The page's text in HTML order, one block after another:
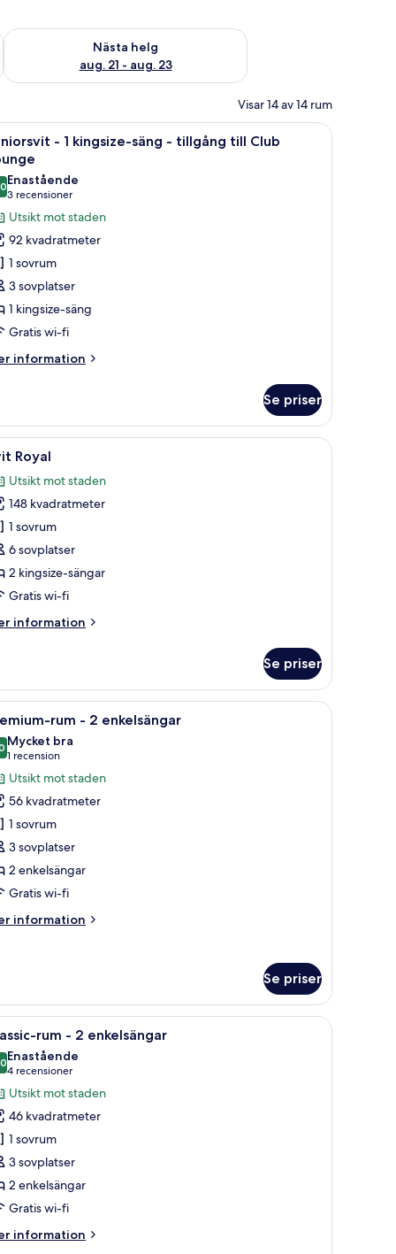
aug. 14 - aug. 16
Nästa helg
aug. 21 - aug. 23
Kontrollera tillgängligheten för nästa helg aug. 21 - aug. 23
Visar 14 av 14 rum
en stol, en TV och utsikt över staden genom ett stort fönster.
Ett hotellrum med en stor säng, en stol, ett
7
- 1 kingsize-säng - tillgång till Club
av 10
Enastående
3 recensioner
(3 recensioner)
Utsikt mot staden
92 kvadratmeter
1 sovrum
3 sovplatser
1 kingsize-säng
Gratis wi-fi
information
Se priser
en tv, en soffa och utsikt över staden.Ett modernt vardagsrum med en soffa,
8 Royal
Utsikt mot staden
148 kvadratmeter
1 sovrum
6 sovplatser
2 kingsize-sängar
Gratis wi-fi
information
Se priser
en stol, en TV och ett stort fönster med utsikt över staden.
Ett hotellrum med två sängar, ett skrivbord,
5 rum - 2 enkelsängar
av 10
Mycket bra
1 recension
(1 recension)
Utsikt mot staden
56 kvadratmeter
1 sovrum
3 sovplatser
2 enkelsängar
Gratis wi-fi
information
Se priser
en stol, en tv och ett fönster.Ett hotellrum med två sängar, ett skrivbord,
5 rum - 2 enkelsängar
av 10
Enastående
4 recensioner
(4 recensioner)
Utsikt mot staden
46 kvadratmeter
1 sovrum
3 sovplatser
2 enkelsängar
Gratis wi-fi
information